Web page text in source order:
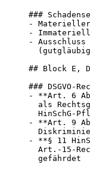
###
- Materieller
-
-
## Block E,
### DSGVO-
- **Art. 6
als
HinSchG-
- **Art. 9
- **§ 11
Art.-15-
  gefährdet